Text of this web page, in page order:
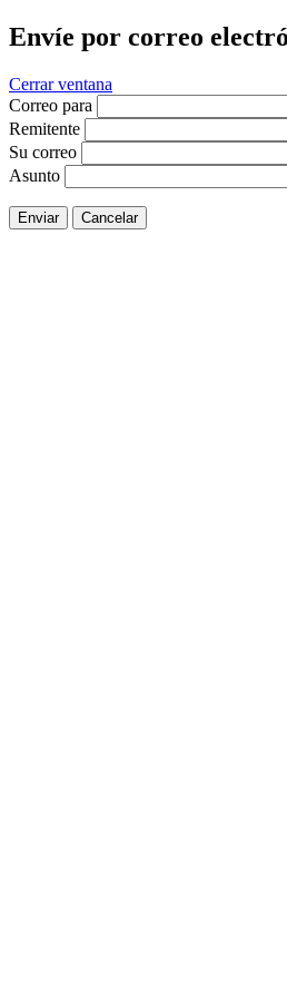
Envíe por correo
Cerrar ventana
Correo para
Remitente
Su correo
Asunto
Enviar Cancelar